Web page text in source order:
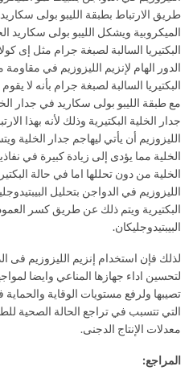
طريق الارتباط بطبقة الليبو بولى
الميكروبية ويشكل الليبو بولى سكاريد
البكتيريا السالبة لصبغة جرام مثل إى
الدور الهام لإنزيم الليزوزيم في
البكتيريا السالبة لصبغة جرام بأنه لا
مع طبقة الليبو بولى سكاريد في جدار
جدار الخلية البكتيرية وذلك لأنه بهذا
الليزوزيم أن يأتي ليهاجم جدار
الخلية مما يؤدى إلى زيادة كبيرة في
الخلية من دون تحللها اما في حالة
الليزوزيم في الدواجن بتحليل
البكتيرية ويتم ذلك عن طريق كسر
البيبتيدوجليكان.
لذلك فإن استخدام إنزيم الليزوزيم فى
لتحسين اداء جهازها المناعي وايضا
تصيبها ولرفع مستويات الوقاية
التي تتسبب في تراجع الحالة الصحية
معدلات الإنتاج الدجنى.
المراجع: